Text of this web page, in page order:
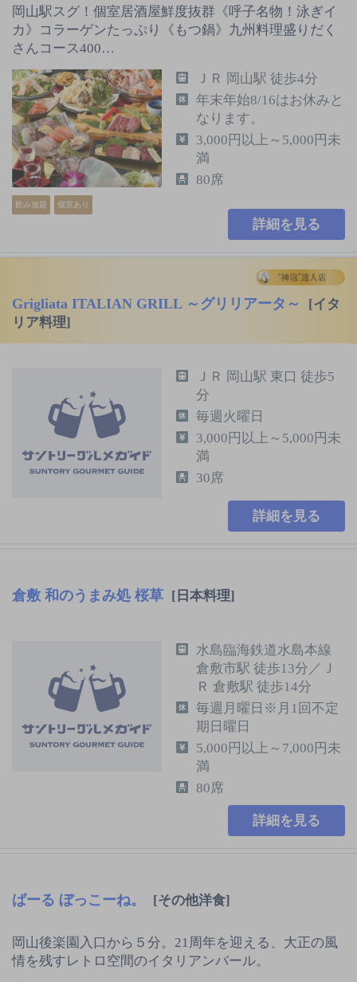
岡山駅スグ！個室居酒屋鮮度抜群《呼子名物！泳ぎイ
カ》コラーゲンたっぷり《もつ鍋》九州料理盛りだく
さんコース400…
飲み放題 個室あり
ＪＲ 岡山駅 徒歩4分
年末年始8/16はお休みと
なります。
3,000円以上～5,000円未
満
80席
詳細を見る
Grigliata ITALIAN GRILL ～グリリアータ～
[イタ
リア料理]
ＪＲ 岡山駅 東口 徒歩5
分
毎週火曜日
3,000円以上～5,000円未
満
30席
詳細を見る
倉敷 和のうまみ処 桜草 [日本料理]
水島臨海鉄道水島本線
倉敷市駅 徒歩13分／Ｊ
Ｒ 倉敷駅 徒歩14分
毎週月曜日※月1回不定
期日曜日
5,000円以上～7,000円未
満
80席
詳細を見る
ばーる ぼっこーね。 [その他洋食]
岡山後楽園入口から５分。21周年を迎える、大正の風
情を残すレトロ空間のイタリアンバール。